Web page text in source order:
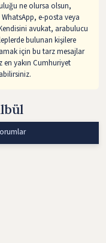
ne olursa olsun,
e-posta veya
avukat, arabulucu
bulunan kişilere
için bu tarz mesajlar
en yakın Cumhuriyet